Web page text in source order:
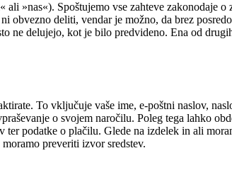
»nas«). Spoštujemo vse zahteve zakonodaje
deliti, vendar je možno, da brez
ne delujejo, kot je bilo predvideno. Ena od
To vključuje vaše ime, e-poštni naslov,
o svojem naročilu. Poleg tega lahko
podatke o plačilu. Glede na izdelek in ali
preveriti izvor sredstev.